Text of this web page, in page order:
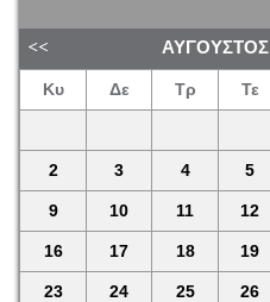
ΑΎΓΟΥΣΤΟΣ
Κυ Δε Τρ Τε
2 3 4 5
9 10 11 12
16 17 18 19
23 24 25 26